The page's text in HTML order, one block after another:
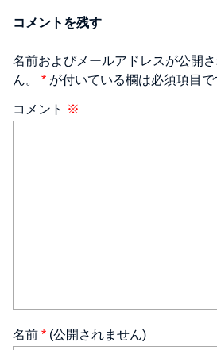
コメントを残す
名前およびメールアドレスが公開
ん。 * が付いている欄は必須項目で
コメント ※
名前 * (公開されません)